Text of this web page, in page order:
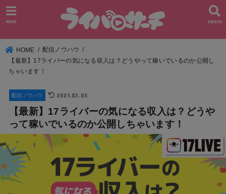
SEARCH
MENU
HOME
配信ノウハウ
【最新】17ライバーの気になる収入は？どうやって稼いでいるのか公開し
ちゃいます！
配信ノウハウ 2021.03.05
【最新】17ライバーの気になる収入は？どうや
って稼いでいるのか公開しちゃいます！